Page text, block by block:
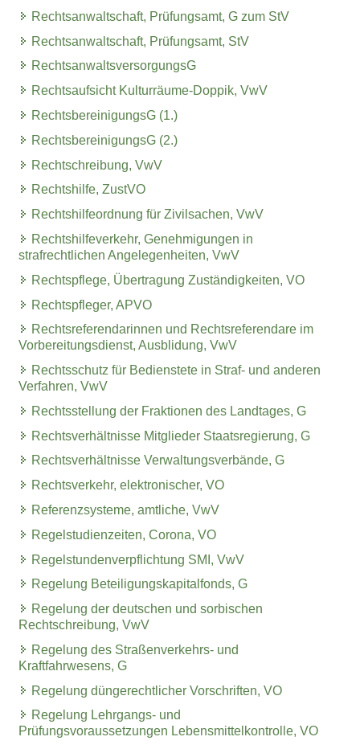
Rechtsanwaltschaft, Prüfungsamt, G zum StV
Rechtsanwaltschaft, Prüfungsamt, StV
RechtsanwaltsversorgungsG
Rechtsaufsicht Kulturräume-Doppik, VwV
RechtsbereinigungsG (1.)
RechtsbereinigungsG (2.)
Rechtschreibung, VwV
Rechtshilfe, ZustVO
Rechtshilfeordnung für Zivilsachen, VwV
Rechtshilfeverkehr, Genehmigungen in
strafrechtlichen Angelegenheiten, VwV
Rechtspflege, Übertragung Zuständigkeiten, VO
Rechtspfleger, APVO
Rechtsreferendarinnen und Rechtsreferendare im
Vorbereitungsdienst, Ausblidung, VwV
Rechtsschutz für Bedienstete in Straf- und anderen
Verfahren, VwV
Rechtsstellung der Fraktionen des Landtages, G
Rechtsverhältnisse Mitglieder Staatsregierung, G
Rechtsverhältnisse Verwaltungsverbände, G
Rechtsverkehr, elektronischer, VO
Referenzsysteme, amtliche, VwV
Regelstudienzeiten, Corona, VO
Regelstundenverpflichtung SMI, VwV
Regelung Beteiligungskapitalfonds, G
Regelung der deutschen und sorbischen
Rechtschreibung, VwV
Regelung des Straßenverkehrs- und
Kraftfahrwesens, G
Regelung düngerechtlicher Vorschriften, VO
Regelung Lehrgangs- und
Prüfungsvoraussetzungen Lebensmittelkontrolle, VO